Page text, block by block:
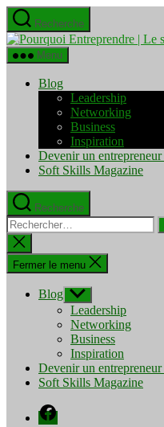
Aller
au
contenu
Recherche
Menu
Blog
Leadership
Networking
Business
Inspiration
Devenir un
Soft Skills Magazine
Recherche
Rechercher :
Fermer
la
recherche
Fermer le menu
Blog Afficher
le
sous-
menu
Leadership
Networking
Business
Inspiration
Devenir un
Soft Skills Magazine
Facebook